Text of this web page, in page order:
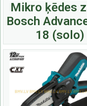
Mikro ķēdes
Bosch
18 (solo)